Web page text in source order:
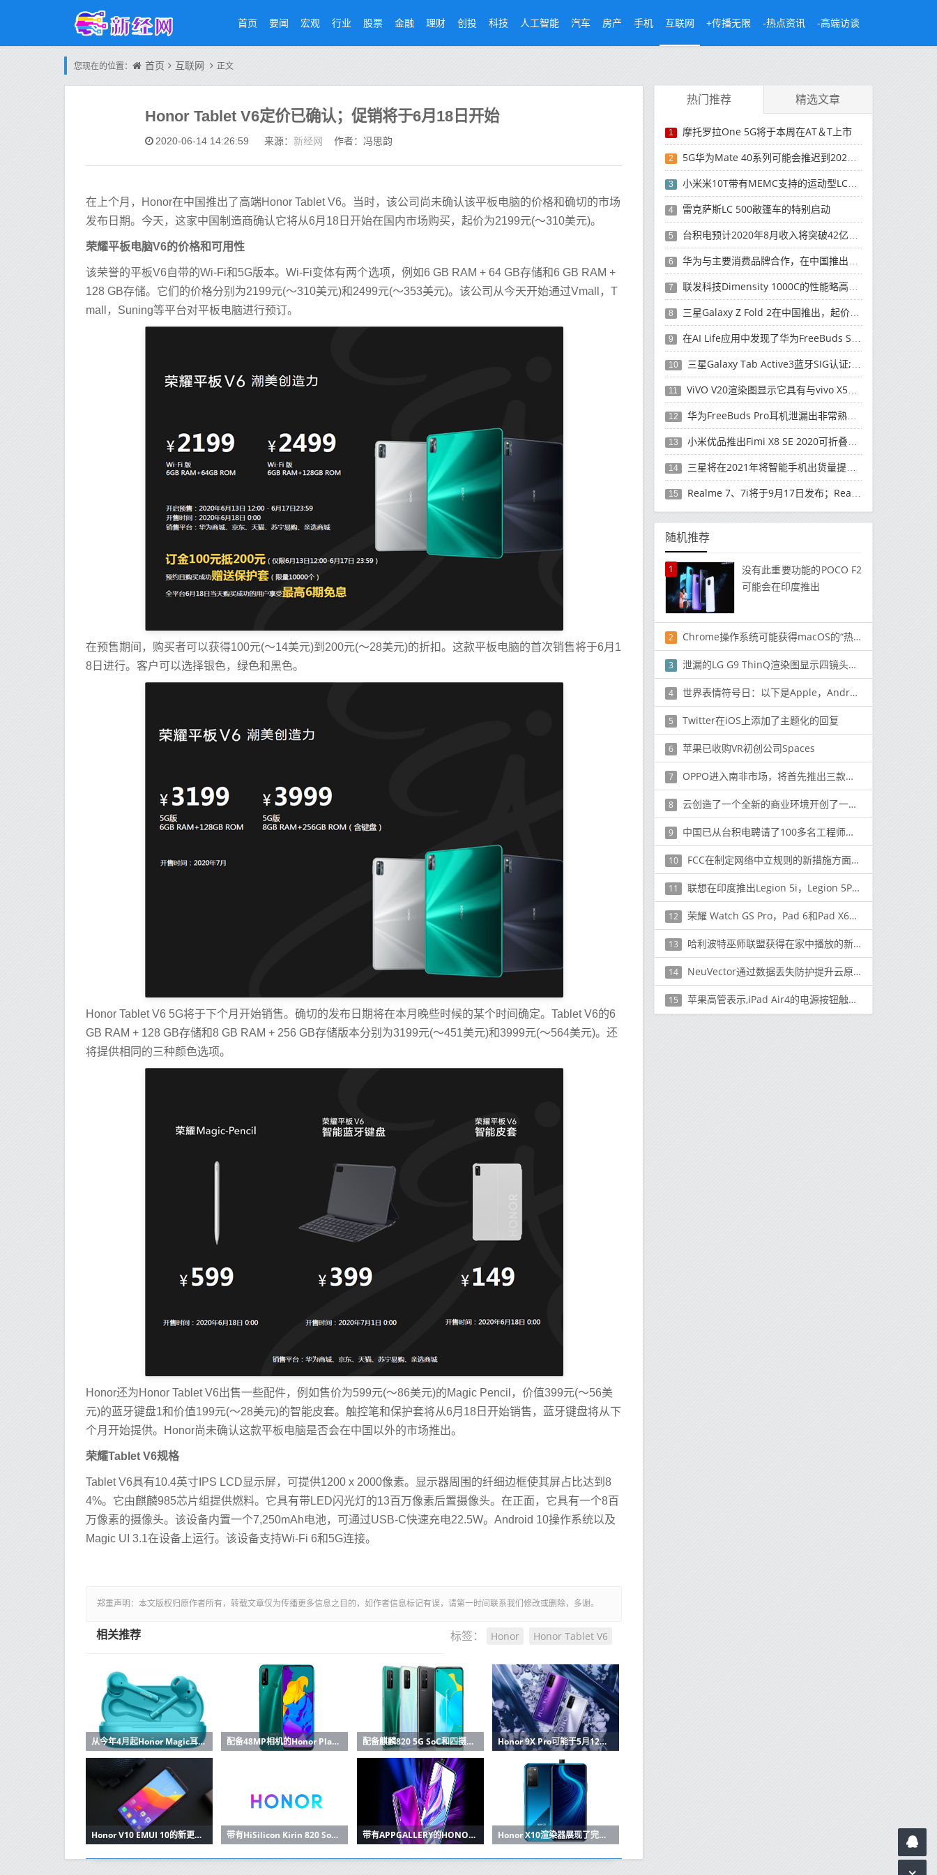
首页 要闻 宏观 行业 股票 金融 理财 创投 科技 人工智能 汽车 房产 手机 互联网 +传播无限 -热点资讯 -高端访谈
您现在的位置： 首页 互联网 正文
Honor Tablet V6定价已确认；促销将于6月18日开始
2020-06-14 14:26:59 来源： 新经网 作者：冯思韵
在上个月，Honor在中国推出了高端Honor Tablet V6。当时，该公司尚未确认该平板电脑的价格和确切的市场
发布日期。今天，这家中国制造商确认它将从6月18日开始在国内市场购买，起价为2199元(〜310美元)。
荣耀平板电脑V6的价格和可用性
该荣誉的平板V6自带的Wi-Fi和5G版本。Wi-Fi变体有两个选项，例如6 GB RAM + 64 GB存储和6 GB RAM +
128 GB存储。它们的价格分别为2199元(〜310美元)和2499元(〜353美元)。该公司从今天开始通过Vmall，T
mall，Suning等平台对平板电脑进行预订。
在预售期间，购买者可以获得100元(〜14美元)到200元(〜28美元)的折扣。这款平板电脑的首次销售将于6月1
8日进行。客户可以选择银色，绿色和黑色。
Honor Tablet V6 5G将于下个月开始销售。确切的发布日期将在本月晚些时候的某个时间确定。Tablet V6的6
GB RAM + 128 GB存储和8 GB RAM + 256 GB存储版本分别为3199元(〜451美元)和3999元(〜564美元)。还
将提供相同的三种颜色选项。
Honor还为Honor Tablet V6出售一些配件，例如售价为599元(〜86美元)的Magic Pencil，价值399元(〜56美
元)的蓝牙键盘1和价值199元(〜28美元)的智能皮套。触控笔和保护套将从6月18日开始销售，蓝牙键盘将从下
个月开始提供。Honor尚未确认这款平板电脑是否会在中国以外的市场推出。
荣耀Tablet V6规格
Tablet V6具有10.4英寸IPS LCD显示屏，可提供1200 x 2000像素。显示器周围的纤细边框使其屏占比达到8
4%。它由麒麟985芯片组提供燃料。它具有带LED闪光灯的13百万像素后置摄像头。在正面，它具有一个8百
万像素的摄像头。该设备内置一个7,250mAh电池，可通过USB-C快速充电22.5W。Android 10操作系统以及
Magic UI 3.1在设备上运行。该设备支持Wi-Fi 6和5G连接。
郑重声明：本文版权归原作者所有，转载文章仅为传播更多信息之目的，如作者信息标记有误，请第一时间联系我们修改或删除，多谢。
标签： Honor Honor Tablet V6
相关推荐
从今年4月起Honor Magic耳塞将在全球上市 配备48MP相机的Honor Play 4T和4T Pro已发布：价格规格 配备麒麟820 5G SoC和四摄像头的Honor 30S上市：价格规格 Honor 9X Pro可能于5月12日在印度推出
Honor V10 EMUI 10的新更新在这里 带有HiSilicon Kirin 820 SoC的Honor X10 5G，8GB RAM在5月20日发布之前通过Geekbench 带有APPGALLERY的HONOR 9X PRO在印度首次亮相 Honor X10渲染器展现了完整设计，弹出式自拍相机和侧面安装的指纹扫描仪
热门推荐 精选文章
1 摩托罗拉One 5G将于本周在AT＆T上市
2 5G华为Mate 40系列可能会推迟到2021年
3 小米米10T带有MEMC支持的运动型LCD屏幕
4 雷克萨斯LC 500敞篷车的特别启动
5 台积电预计2020年8月收入将突破42亿美元，创历史新高
6 华为与主要消费品牌合作，在中国推出采用HarmonyOS 2.0的智能家居产品
7 联发科技Dimensity 1000C的性能略高于Snapdragon 765G
8 三星Galaxy Z Fold 2在中国推出，起价为16,999元
9 在AI Life应用中发现了华为FreeBuds Studio耳机
10 三星Galaxy Tab Active3蓝牙SIG认证; 发布可能快要结束了
11 ViVO V20渲染图显示它具有与vivo X50 Pro类似的后部设计
12 华为FreeBuds Pro耳机泄漏出非常熟悉的设计
13 小米优品推出Fimi X8 SE 2020可折叠无人机
14 三星将在2021年将智能手机出货量提高至3亿部
15 Realme 7、7i将于9月17日发布；Realme 7i的完整规格并导致泄漏
随机推荐
1
没有此重要功能的POCO F2
可能会在印​​度推出
2 Chrome操作系统可能获得macOS的“热点”功能
3 泄漏的LG G9 ThinQ渲染图显示四镜头设置与缺口显示屏
4 世界表情符号日：以下是Apple，Android设备上所有新的表情符号
5 Twitter在iOS上添加了主题化的回复
6 苹果已收购VR初创公司Spaces
7 OPPO进入南非市场，将首先推出三款中档设备来测试水域
8 云创造了一个全新的商业环境开创了一种全新的运营模式
9 中国已从台积电聘请了100多名工程师来促进其芯片产业
10 FCC在制定网络中立规则的新措施方面寻求共识
11 联想在印度推出Legion 5i，Legion 5Pi和Legion 7i游戏笔记本电脑：价格，规格和上市时间
12 荣耀 Watch GS Pro，Pad 6和Pad X6平板电脑在IFA 2020上发布
13 哈利波特巫师联盟获得在家中播放的新功能
14 NeuVector通过数据丢失防护提升云原生安全性
15 苹果高管表示,iPad Air4的电源按钮触摸ID是一项令人难以置信的工程壮举